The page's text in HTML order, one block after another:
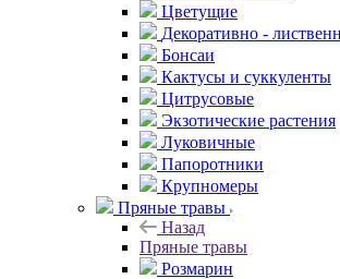
Цветущие
Декоративно -
Бонсаи
Кактусы и суккуленты
Цитрусовые
Экзотические растения
Луковичные
Папоротники
Крупномеры
Пряные травы
Назад
Пряные травы
Розмарин